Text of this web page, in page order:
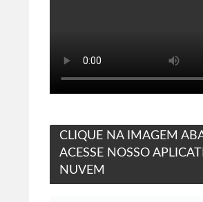
CLIQUE NA IMAGEM
ACESSE NOSSO
NUVEM